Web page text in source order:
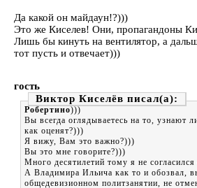
Да какой он майдаун!?)))
Это же Киселев! Они, пропагандоны
Лишь бы кинуть на вентилятор, а
тот пусть и отвечает)))
гость
Виктор Киселёв
Робертино)))
Вы всегда оглядываетесь на то, узнают
как оценят?)))
Я вижу, Вам это важно?)))
Вы это мне говорите?)))
Много десятилетий тому я не
А Владимира Ильича как то и обозвал,
общедевизионном политзанятии, не